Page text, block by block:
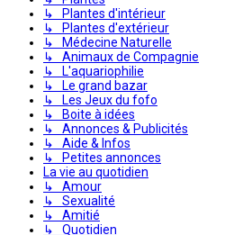
↳ Plantes d'intérieur
↳ Plantes d'extérieur
↳ Médecine Naturelle
↳ Animaux de Compagnie
↳ L'aquariophilie
↳ Le grand bazar
↳ Les Jeux du fofo
↳ Boite à idées
↳ Annonces & Publicités
↳ Aide & Infos
↳ Petites annonces
La vie au quotidien
↳ Amour
↳ Sexualité
↳ Amitié
↳ Quotidien